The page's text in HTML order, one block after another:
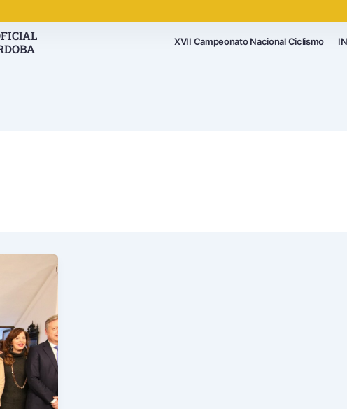
XVII Campeonato Nacional Ciclismo